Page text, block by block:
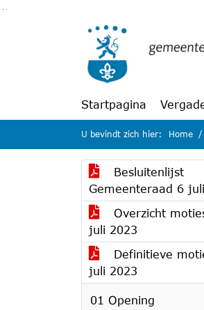
Startpagina
U bevindt zich hier: Home
Besluitenlijst
Gemeenteraad 6
Overzicht
juli 2023
Definitieve
juli 2023
01 Opening